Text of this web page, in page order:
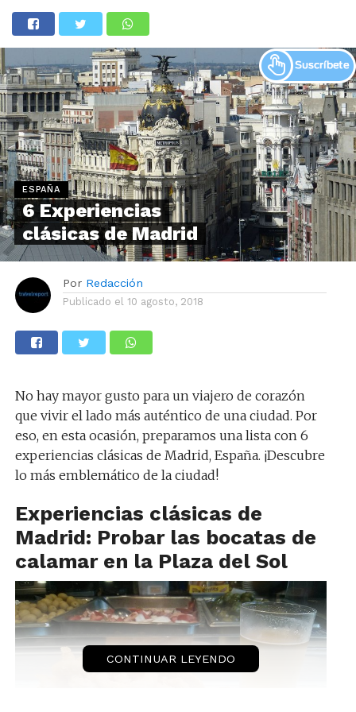
ESPAÑA
6 Experiencias
clásicas de Madrid
Por Redacción
Publicado el 10 agosto, 2018
No hay mayor gusto para un viajero de corazón
que vivir el lado más auténtico de una ciudad. Por
eso, en esta ocasión, preparamos una lista con 6
experiencias clásicas de Madrid, España. ¡Descubre
lo más emblemático de la ciudad!
Experiencias clásicas de
Madrid: Probar las bocatas de
calamar en la Plaza del Sol
CONTINUAR LEYENDO